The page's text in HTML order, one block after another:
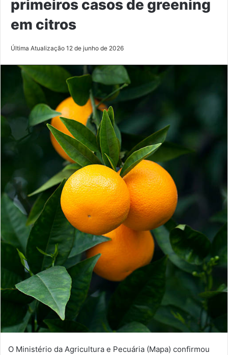
primeiros casos de greening
em citros
Última Atualização 12 de junho de 2026
O Ministério da Agricultura e Pecuária (Mapa) confirmou